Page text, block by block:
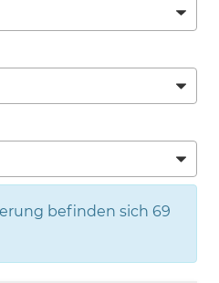
befinden sich 69